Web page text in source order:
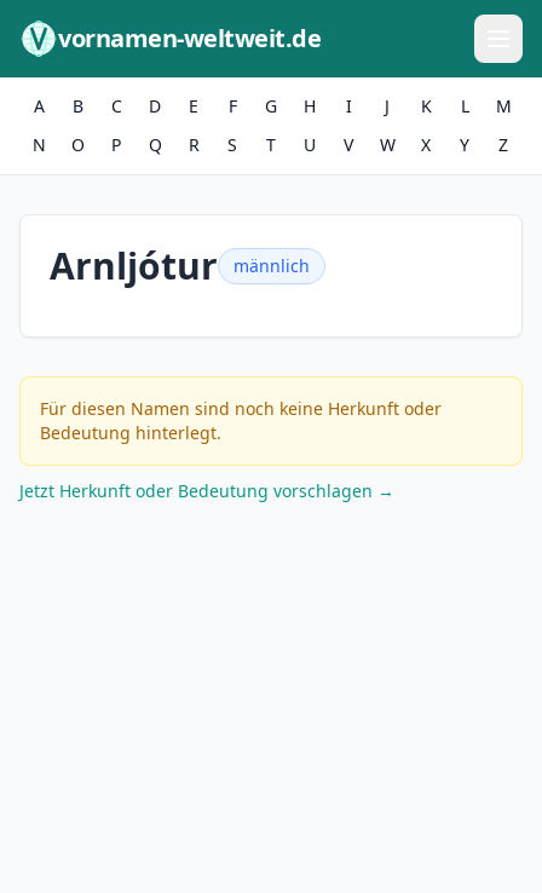
vornamen-weltweit.de
A B C D E F G H I J K L
M
N
O P Q R S T U V W X Y Z
Arnljótur männlich
Für diesen Namen sind noch keine Herkunft oder
Bedeutung hinterlegt.
Jetzt Herkunft oder Bedeutung vorschlagen →